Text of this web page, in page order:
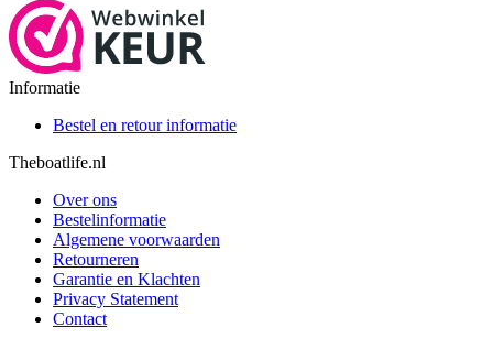
Informatie
Bestel en retour informatie
Theboatlife.nl
Over ons
Bestelinformatie
Algemene voorwaarden
Retourneren
Garantie en Klachten
Privacy Statement
Contact